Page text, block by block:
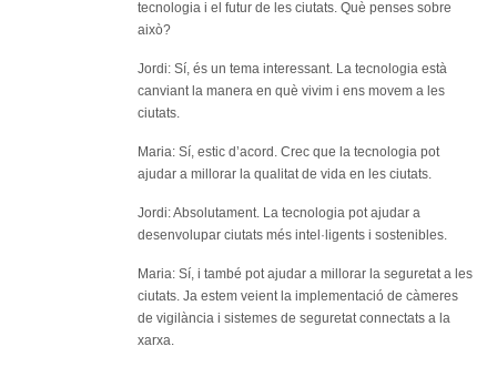
tecnologia i el futur de les ciutats. Què penses sobre
això?
Jordi: Sí, és un tema interessant. La tecnologia està
canviant la manera en què vivim i ens movem a les
ciutats.
Maria: Sí, estic d’acord. Crec que la tecnologia pot
ajudar a millorar la qualitat de vida en les ciutats.
Jordi: Absolutament. La tecnologia pot ajudar a
desenvolupar ciutats més intel·ligents i sostenibles.
Maria: Sí, i també pot ajudar a millorar la seguretat a les
ciutats. Ja estem veient la implementació de càmeres
de vigilància i sistemes de seguretat connectats a la
xarxa.